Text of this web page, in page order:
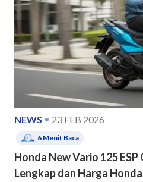
NEWS 23 FEB 2026
6 Menit Baca
Honda New Vario 125
Lengkap dan Harga